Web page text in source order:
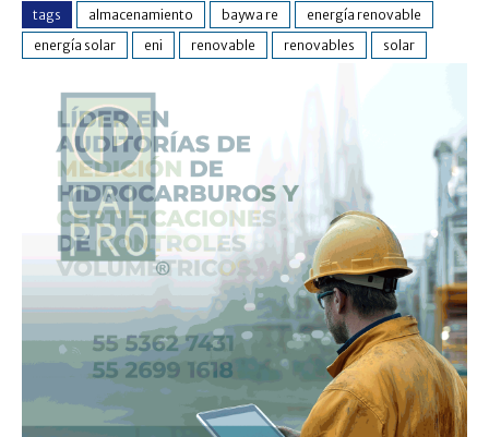
tags almacenamiento baywa re
energía renovable
energía solar
eni renovable renovables solar